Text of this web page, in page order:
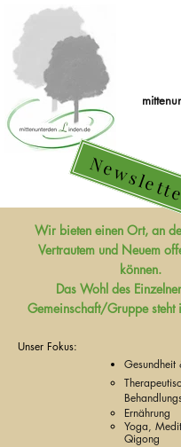
Wir bieten einen Ort, an
Vertrautem und Neuem
können.
Das Wohl des
Gemeinschaft/Gruppe steht
Unser Fokus:
Gesundheit
Ernährung
Yoga,
Qigong